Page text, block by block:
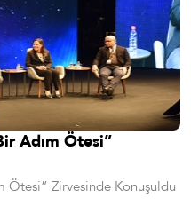
Adım Ötesi”
Ötesi” Zirvesinde Konuşuldu